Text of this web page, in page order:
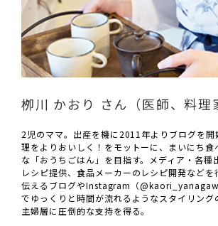
栁川 かおり さん（医師、料理
2児のママ。出産を機に2011年よりブログを開
理をよりおいしく！をモットーに、まいにち食
な「おうちごはん」を目指す。メディア・各種
レシピ提供、食品メーカーのレシピ開発などを
伝えるブログやInstagram（
でゆっくりと時間が流れるようなスタイリング
主婦層に圧倒的な支持を得る。